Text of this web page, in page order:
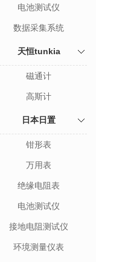
电池测试仪
数据采集系统
天恒tunkia
磁通计
高斯计
日本日置
钳形表
万用表
绝缘电阻表
电池测试仪
接地电阻测试仪
环境测量仪表